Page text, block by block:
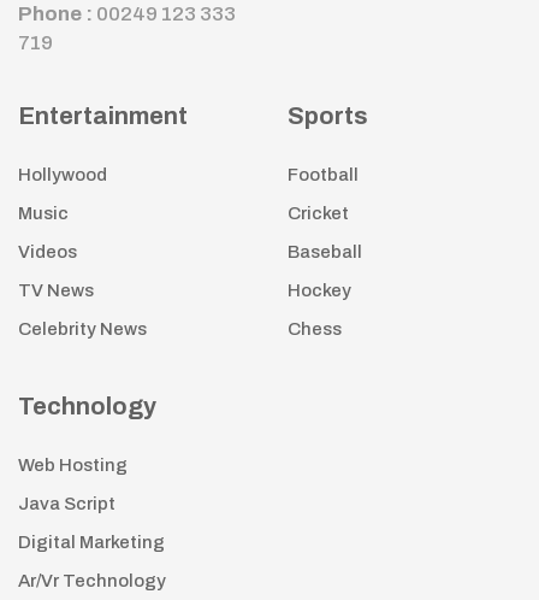
Phone : 00249 123 333
719
Entertainment
Hollywood
Music
Videos
TV News
Celebrity News
Sports
Football
Cricket
Baseball
Hockey
Chess
Technology
Web Hosting
Java Script
Digital Marketing
Ar/Vr Technology